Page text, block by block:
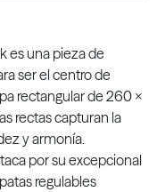
es una pieza de
ser el centro de
rectangular de 260 x
rectas capturan la
y armonía.
por su excepcional
regulables